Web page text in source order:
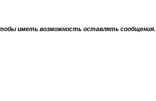
иметь возможность оставлять сообщения.